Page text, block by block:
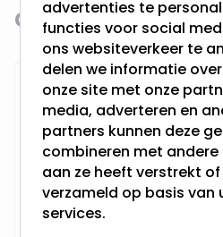
Navigating through the
Press to skip carousel
Gerelateerde
RTM Lighting
advertenties te
functies voor social
ons websiteverkeer te
delen we informatie
onze site met onze
media, adverteren en
partners kunnen deze
combineren met
aan ze heeft verstrekt
verzameld op basis van
services.